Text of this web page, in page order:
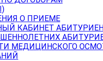
О ПРИЕМЕ
КАБИНЕТ
МЕДИЦИНСКОГО